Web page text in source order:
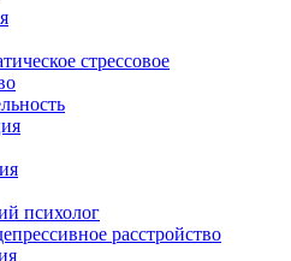
стрессовое
психолог
расстройство